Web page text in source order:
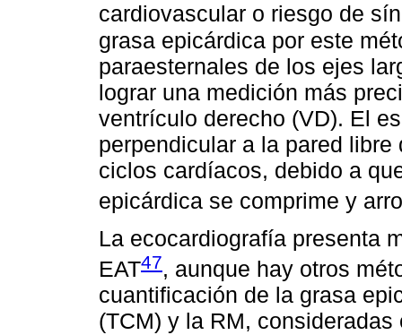
cardiovascular o riesgo de
grasa epicárdica por este
paraesternales de los ejes
lograr una medición más
ventrículo derecho (VD). El
perpendicular a la pared
ciclos cardíacos, debido a
epicárdica se comprime y
La ecocardiografía presenta
EAT47, aunque hay otros
cuantificación de la grasa
(TCM) y la RM,